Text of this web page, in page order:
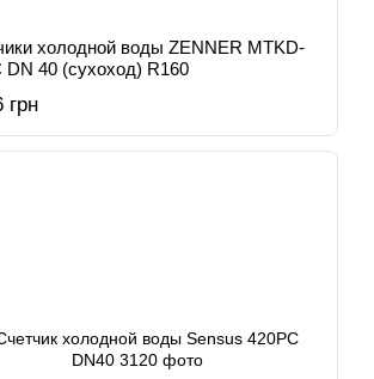
холодной воды ZENNER MTKD-
DN 40 (сухоход) R160
грн